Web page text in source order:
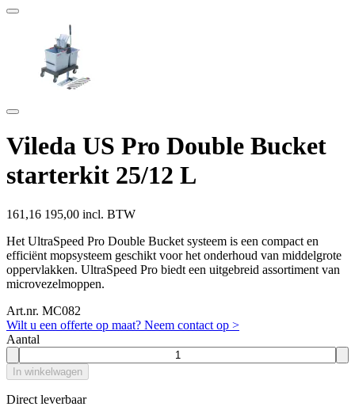
Vileda US Pro Double Bucket
starterkit 25/12 L
161,16 195,00 incl. BTW
Het UltraSpeed Pro Double Bucket systeem is een compact en
efficiënt mopsysteem geschikt voor het onderhoud van middelgrote
oppervlakken. UltraSpeed Pro biedt een uitgebreid assortiment van
microvezelmoppen.
Art.nr. MC082
Wilt u een offerte op maat? Neem contact op >
Aantal
In winkelwagen
Direct leverbaar